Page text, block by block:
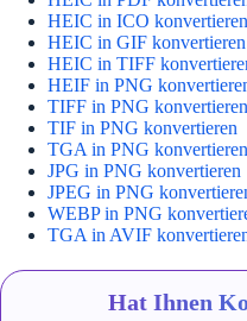
HEIC in ICO konvertieren
HEIC in GIF konvertieren
HEIC in TIFF
HEIF in PNG
TIFF in PNG konvertieren
TIF in PNG konvertieren
TGA in PNG konvertieren
JPG in PNG konvertieren
JPEG in PNG
WEBP in PNG
TGA in AVIF
Hat Ihnen